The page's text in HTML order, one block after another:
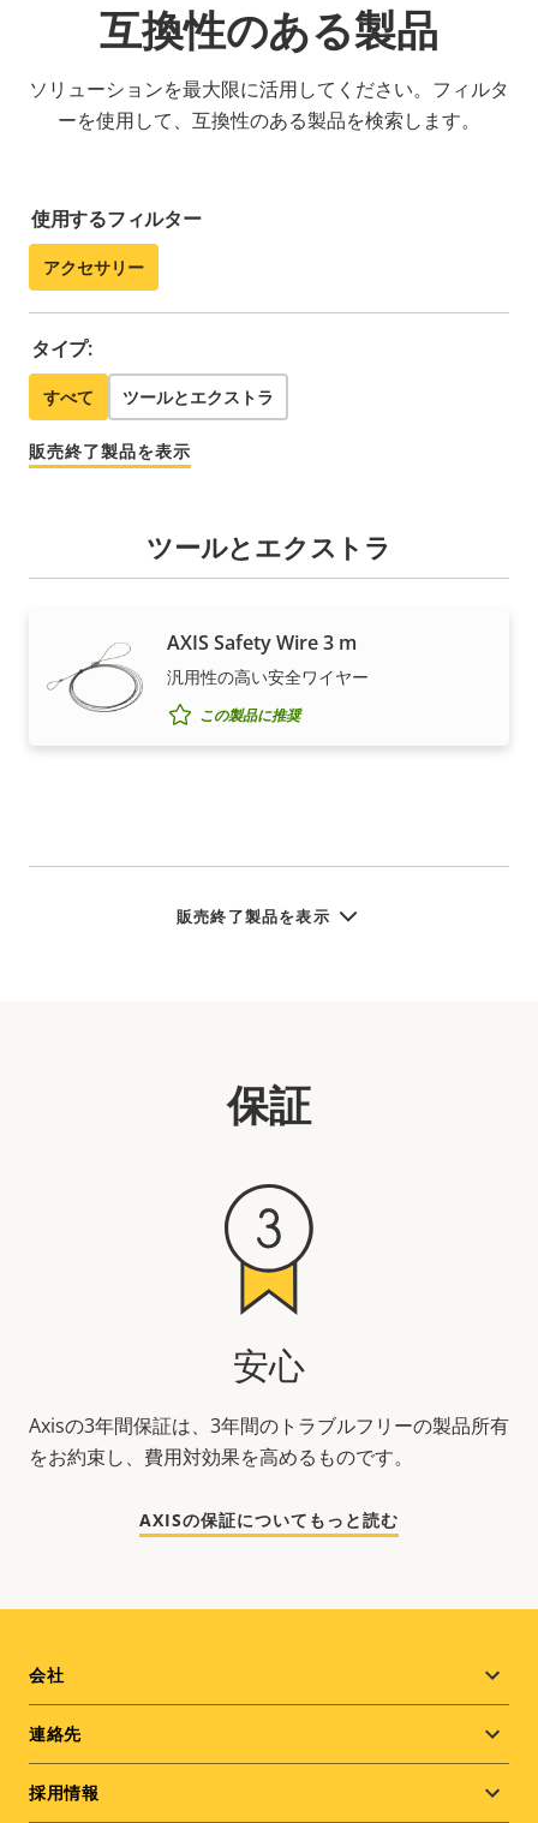
互換性のある製品
ソリューションを最大限に活用してください。フィルタ
ーを使用して、互換性のある製品を検索します。
使用するフィルター
アクセサリー
タイプ:
すべて ツールとエクストラ
販売終了製品を表示
ツールとエクストラ
AXIS Safety Wire 3 m
汎用性の高い安全ワイヤー
この製品に推奨
販売終了製品を表示
保証
安心
Axisの3年間保証は、3年間のトラブルフリーの製品所有
をお約束し、費用対効果を高めるものです。
AXISの保証についてもっと読む
Footer
menu
会社
連絡先
採用情報